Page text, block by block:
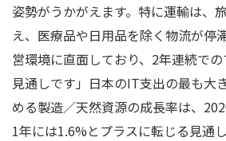
姿勢がうかがえます。特に運輸は、
え、医療品や日用品を除く物流が停
営環境に直面しており、2年連続で
見通しです」日本のIT支出の最も大
める製造／天然資源の成長率は、
1年には1.6%とプラスに転じる見通